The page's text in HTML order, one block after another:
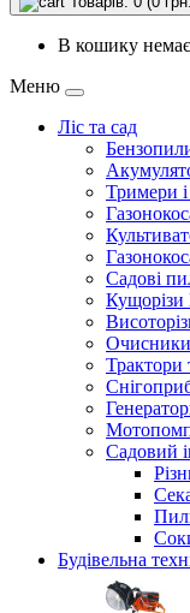
В кошику немає
Меню
Ліс та сад
Тримери
Садові
Кущорізи
Очисники
Трактори
Садовий
Будівельна